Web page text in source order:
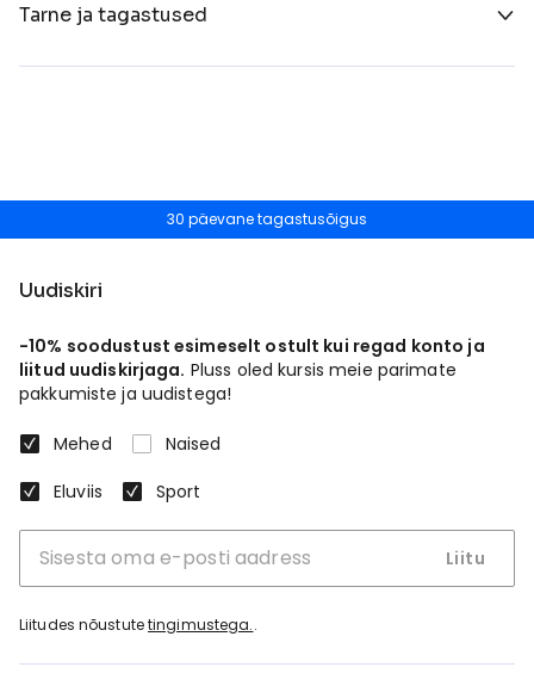
Tarne ja tagastused
30 päevane tagastusõigus
Uudiskiri
-10% soodustust esimeselt ostult kui regad konto ja
liitud uudiskirjaga. Pluss oled kursis meie parimate
pakkumiste ja uudistega!
Mehed
Naised
Eluviis
Sport
Liitu
Liitudes nõustutetingimustega..